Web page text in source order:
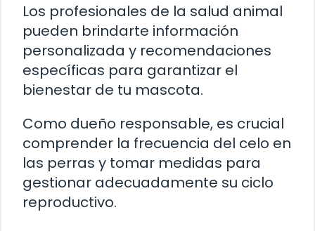
Los profesionales de la salud animal
pueden brindarte información
personalizada y recomendaciones
específicas para garantizar el
bienestar de tu mascota.
Como dueño responsable, es crucial
comprender la frecuencia del celo en
las perras y tomar medidas para
gestionar adecuadamente su ciclo
reproductivo.